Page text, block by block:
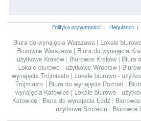
Polityka prywatności| Regulamin|
Biura do wynajęcia Warszawa | Lokale
Biurowce Warszawa | Biura do wynajęcia
użytkowe Kraków | Biurowce Kraków | Biura
Lokale biurowo - użytkowe Wrocław |
wynajęcia Trójmiasto | Lokale biurowo -
Trójmiasto | Biura do wynajęcia Poznań |
wynajęcia Katowice | Lokale biurowo -
Katowice | Biura do wynajęcia Łódź |
użytkowe Szczecin | Biurowce